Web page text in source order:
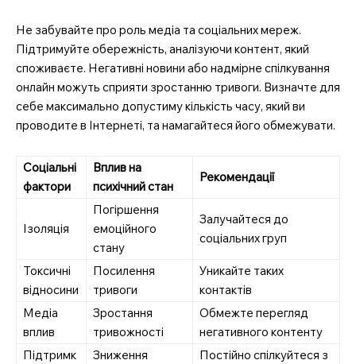
Не забувайте про роль медіа та соціальних мереж.
Підтримуйте обережність, аналізуючи контент, який
споживаєте. Негативні новини або надмірне спілкування
онлайн можуть сприяти зростанню тривоги. Визначте для
себе максимально допустиму кількість часу, який ви
проводите в Інтернеті, та намагайтеся його обмежувати.
Соціальні
фактори
Вплив на
психічний стан
Рекомендації
Ізоляція
Погіршення
емоційного
стану
Залучайтеся до
соціальних груп
Токсичні
відносини
Посилення
тривоги
Уникайте таких
контактів
Медіа
вплив
Зростання
тривожності
Обмежте перегляд
негативного контенту
Підтримк
Зниження
Постійно спілкуйтеся з